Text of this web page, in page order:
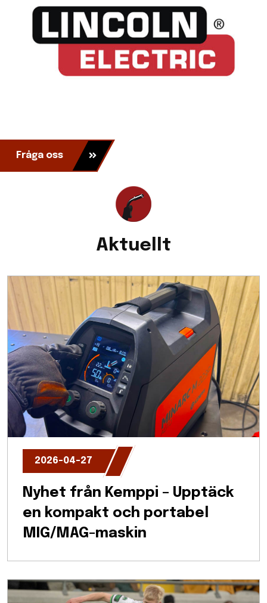
Fråga oss
Aktuellt
2026-04-27
Nyhet från Kemppi – Upptäck
en kompakt och portabel
MIG/MAG-maskin